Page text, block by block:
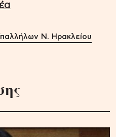
Ν. Ηρακλείου